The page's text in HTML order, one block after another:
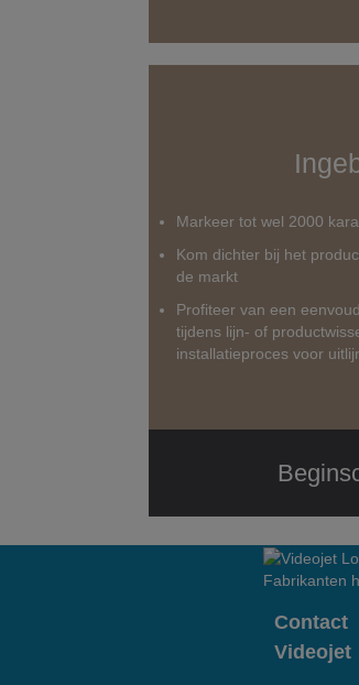
Markeer tot wel 2000
Kom dichter bij het
de markt
Profiteer van een
tijdens lijn- of
installatieproces voor
Fabrikanten
Contact
Videojet